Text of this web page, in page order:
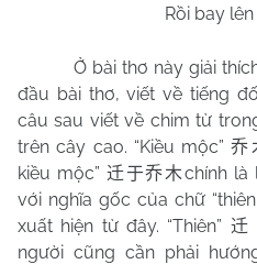
Rồi bay
Ở bài thơ này giải
đầu bài thơ, viết về tiếng
câu sau viết về chim từ
trên cây cao. “Kiều mộc”乔
kiều mộc” 迁于乔木chính là
với nghĩa gốc của chữ
xuất hiện từ đây. “Thiên” 迁
người cũng cần phải